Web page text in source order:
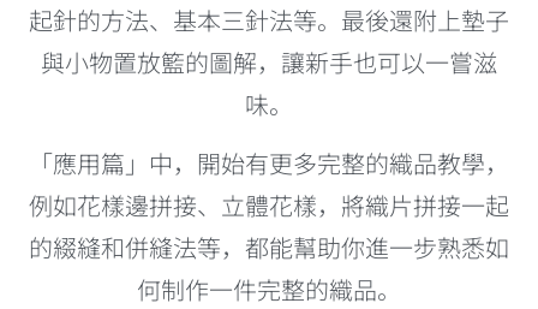
起針的方法、基本三針法等。最後還附上墊子
與小物置放籃的圖解，讓新手也可以一嘗滋
味。
「應用篇」中，開始有更多完整的織品教學，
例如花樣邊拼接、立體花樣，將織片拼接一起
的綴縫和併縫法等，都能幫助你進一步熟悉如
何制作一件完整的織品。